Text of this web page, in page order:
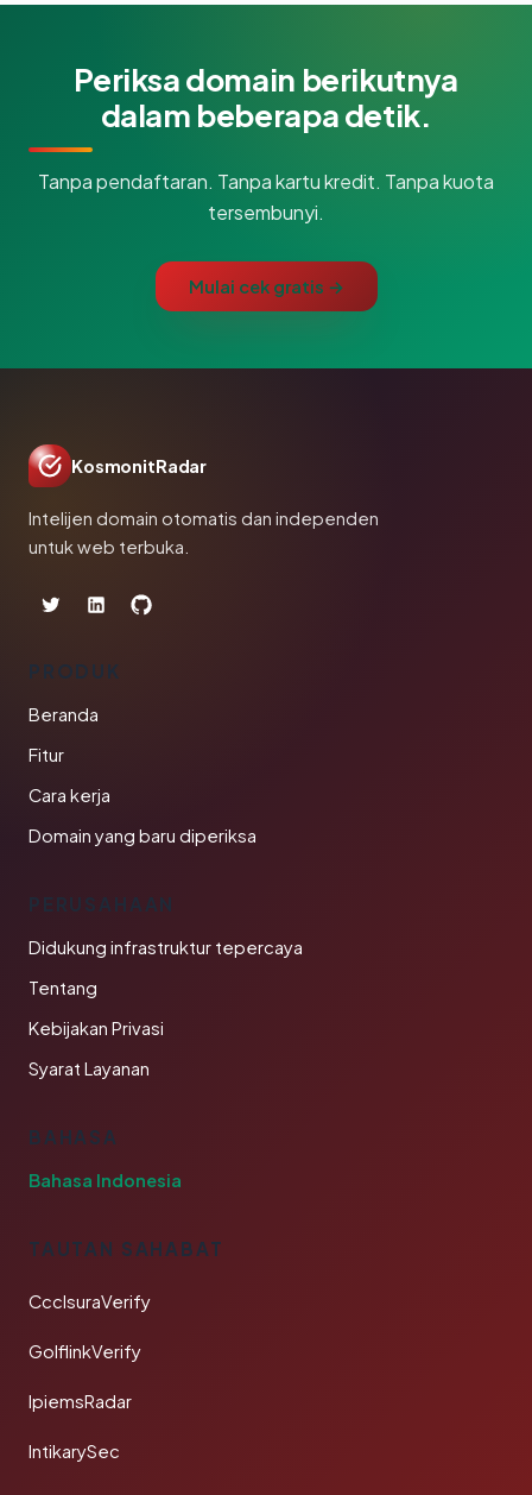
Periksa domain berikutnya
dalam beberapa detik.
Tanpa pendaftaran. Tanpa kartu kredit. Tanpa kuota
tersembunyi.
Mulai cek gratis →
KosmonitRadar
Intelijen domain otomatis dan independen
untuk web terbuka.
PRODUK
Beranda
Fitur
Cara kerja
Domain yang baru diperiksa
PERUSAHAAN
Didukung infrastruktur tepercaya
Tentang
Kebijakan Privasi
Syarat Layanan
BAHASA
Bahasa Indonesia
TAUTAN SAHABAT
CcclsuraVerify
GolflinkVerify
IpiemsRadar
IntikarySec